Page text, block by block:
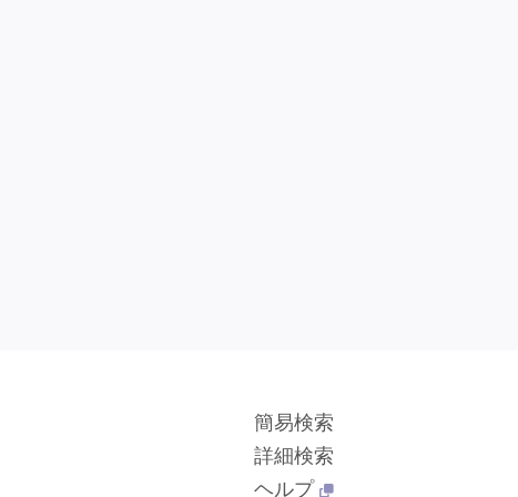
簡易検索
詳細検索
ヘルプ